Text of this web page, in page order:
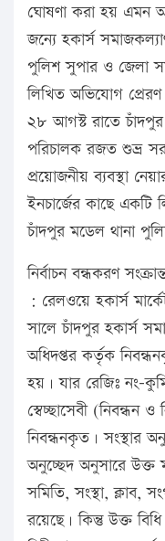
ঘোষণা করা হয় এমন
জন্যে হকার্স
পুলিশ সুপার ও জেলা
লিখিত অভিযোগ
২৮ আগস্ট রাতে
পরিচালক রজত শুভ্র
প্রয়োজনীয় ব্যবস্থা
ইনচার্জের কাছে একটি
চাঁদপুর মডেল থানা
নির্বাচন বন্ধকরণ
: রেলওয়ে হকার্স
সালে চাঁদপুর হকার্স
অধিদপ্তর কর্তৃক
হয়। যার রেজিঃ নং-
স্বেচ্ছাসেবী (নিবন্ধন
নিবন্ধনকৃত। সংস্থার
অনুচ্ছেদ অনুসারে উক্ত
সমিতি, সংস্থা, ক্লাব,
রয়েছে। কিন্তু উক্ত